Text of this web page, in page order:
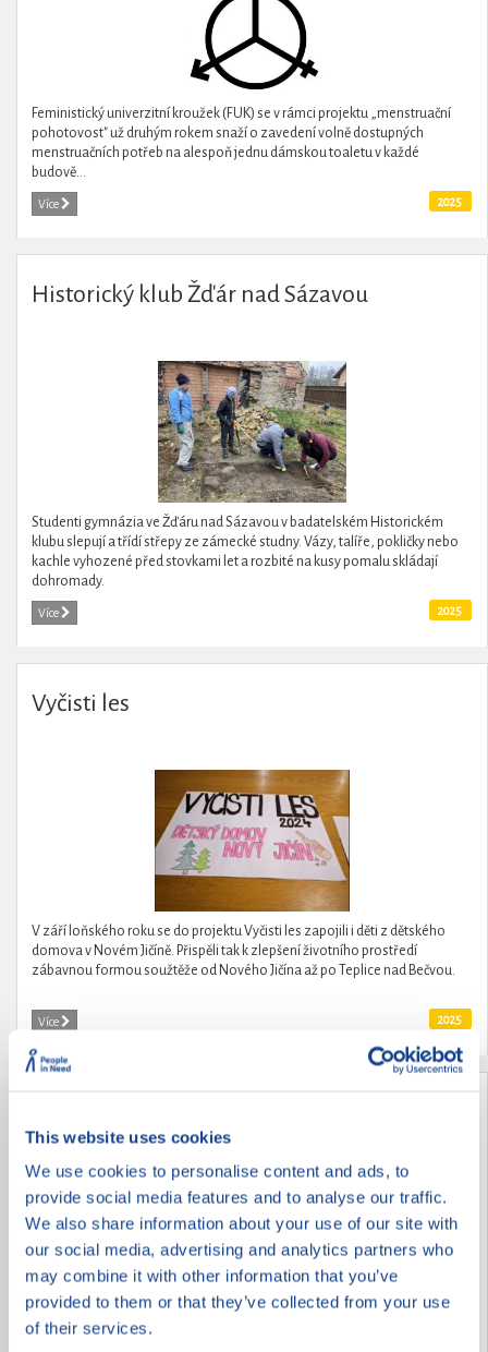
This website uses cookies
We use cookies to personalise content and ads, to
provide social media features and to analyse our traffic.
We also share information about your use of our site with
our social media, advertising and analytics partners who
may combine it with other information that you’ve
provided to them or that they’ve collected from your use
of their services.
Feministický univerzitní kroužek (FUK) se v rámci projektu „menstruační
pohotovost" už druhým rokem snaží o zavedení volně dostupných
menstruačních potřeb na alespoň jednu dámskou toaletu v každé
budově...
Více 2025
Historický klub Žďár nad Sázavou
Studenti gymnázia ve Žďáru nad Sázavou v badatelském Historickém
klubu slepují a třídí střepy ze zámecké studny. Vázy, talíře, pokličky nebo
kachle vyhozené před stovkami let a rozbité na kusy pomalu skládají
dohromady.
Více 2025
Vyčisti les
V září loňského roku se do projektu Vyčisti les zapojili i děti z dětského
domova v Novém Jičíně. Přispěli tak k zlepšení životního prostředí
zábavnou formou soužtěže od Nového Jičína až po Teplice nad Bečvou.
Více 2025